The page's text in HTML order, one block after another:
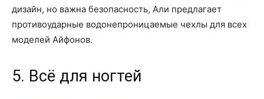
дизайн, но важна безопасность, Али предлагает
противоударные водонепроницаемые чехлы для всех
моделей Айфонов.
5. Всё для ногтей